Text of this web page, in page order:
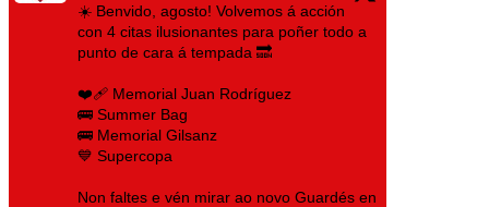
☀️ Benvido, agosto! Volvemos á acción
con 4 citas ilusionantes para poñer todo a
punto de cara á tempada 🔜
❤️‍🩹 Memorial Juan Rodríguez
🚌 Summer Bag
🚌 Memorial Gilsanz
💙 Supercopa
Non faltes e vén mirar ao novo Guardés en